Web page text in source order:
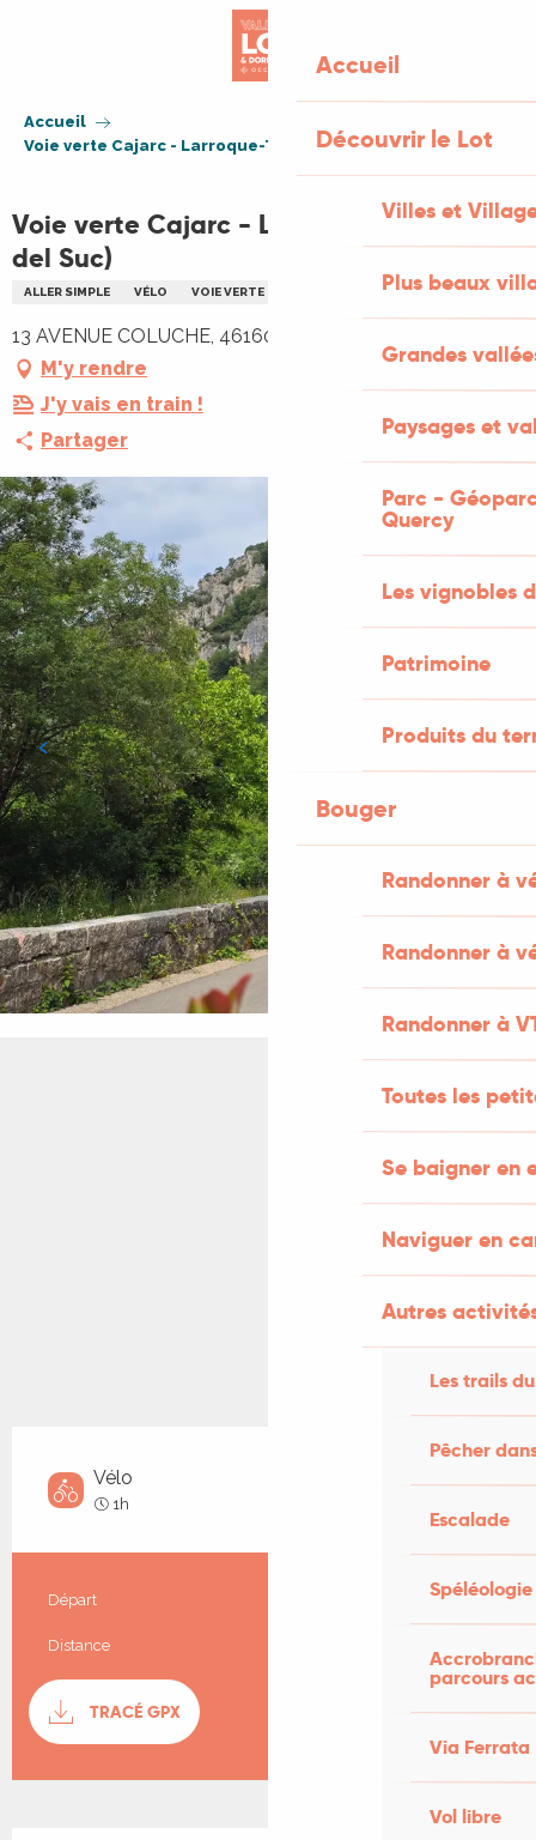
Accueil
Découvrir le Lot
Villes et
Plus beaux
Grandes
Paysages et
Parc -
Quercy
Les vignobles
Patrimoine
Produits du
Bouger
Randonner à
Randonner à
Randonner à
Toutes les
Se baigner en
Naviguer en
Autres
Les trails
Pêcher
Escalade
Spéléologie
parcours
Via Ferrata
Vol libre
Accueil
Voie verte Cajarc - Larroque-Toirac (Mas del Suc)
Voie verte Cajarc - Larroque-Toirac (Mas
del Suc)
ALLER SIMPLE VÉLO VOIE VERTE
13 AVENUE COLUCHE, 46160 Cajarc
M'y rendre
J'y vais en train !
Partager
Vélo
1h
Informations pratiques
Départ Cajarc
Distance 9.7 km
Documentation
TRACÉ GPX